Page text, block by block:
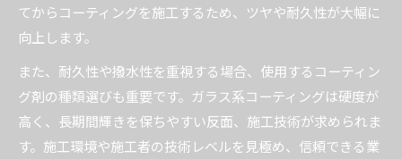
てからコーティングを施工するため、ツヤや耐久性が大幅に
向上します。
また、耐久性や撥水性を重視する場合、使用するコーティン
グ剤の種類選びも重要です。ガラス系コーティングは硬度が
高く、長期間輝きを保ちやすい反面、施工技術が求められま
す。施工環境や施工者の技術レベルを見極め、信頼できる業